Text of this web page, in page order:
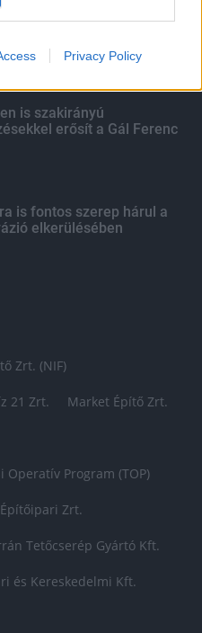
Privacy Policy
az eső a Duna
is szakirányú
erősít a Gál Ferenc
is fontos szerep hárul a
elkerülésében
Zrt. (NIF)
21 Zrt. Market Építő Zrt.
Program (TOP)
Építőipari Zrt.
Tetőcserép Gyártó Kft.
és Kereskedelmi Kft.